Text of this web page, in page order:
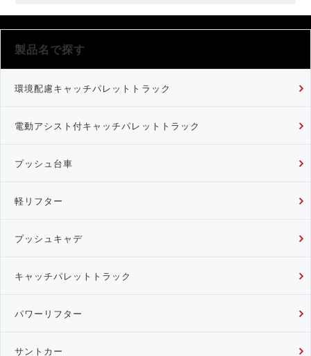
製品名で探す
環境配慮キャッチパレットトラック
電動アシスト付キャッチパレットトラック
プッシュ台車
軽リフター
プッシュキャデ
キャッチパレットトラック
パワーリフター
サントカー